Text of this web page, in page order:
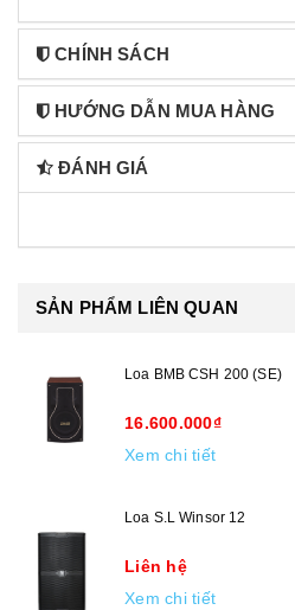
CHÍNH SÁCH
HƯỚNG DẪN MUA HÀNG
ĐÁNH GIÁ
SẢN PHẨM LIÊN QUAN
Loa BMB CSH 200 (SE)
16.600.000₫
Xem chi tiết
Loa S.L Winsor 12
Liên hệ
Xem chi tiết